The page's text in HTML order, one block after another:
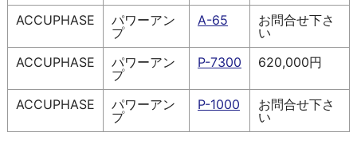
ACCUPHASE
パワーアン
プ
A-65
お問合せ下さ
い
ACCUPHASE
パワーアン
プ
P-7300 620,000円
ACCUPHASE
パワーアン
プ
P-1000
お問合せ下さ
い